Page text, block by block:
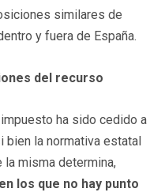
similares de
y fuera de España.
del recurso
ha sido cedido a
bien la normativa estatal
misma determina,
los que no hay punto